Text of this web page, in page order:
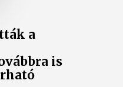
a
is